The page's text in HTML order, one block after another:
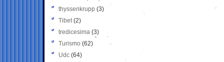
thyssenkrupp (3)
Tibet(2)
tredicesima (3)
Turismo (62)
Udc (64)